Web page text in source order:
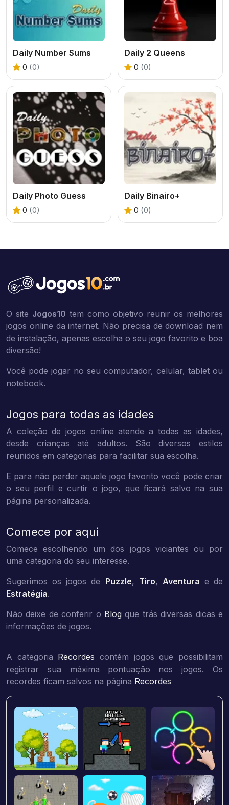
Daily Number Sums
0 (0)
Daily 2 Queens
0 (0)
Daily Photo Guess
0 (0)
Daily Binairo+
0 (0)
O site Jogos10 tem como objetivo reunir os melhores
jogos online da internet. Não precisa de download nem
de instalação, apenas escolha o seu jogo favorito e boa
diversão!
Você pode jogar no seu computador, celular, tablet ou
notebook.
Jogos para todas as idades
A coleção de jogos online atende a todas as idades,
desde crianças até adultos. São diversos estilos
reunidos em categorias para facilitar sua escolha.
E para não perder aquele jogo favorito você pode criar
o seu perfil e curtir o jogo, que ficará salvo na sua
página personalizada.
Comece por aqui
Comece escolhendo um dos jogos viciantes ou por
uma categoria do seu interesse.
Sugerimos os jogos de Puzzle, Tiro, Aventura e de
Estratégia.
Não deixe de conferir o Blog que trás diversas dicas e
informações de jogos.
A categoria Recordes contém jogos que possibilitam
registrar sua máxima pontuação nos jogos. Os
recordes ficam salvos na página Recordes